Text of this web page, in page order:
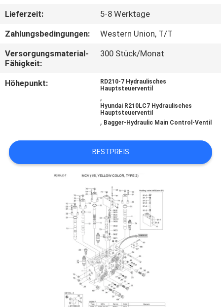
KONTAKT
ALLE
FÄLLE
SITEMAP
DATENSCHUTZ-
BESTIMMUNGEN
Lieferzeit:
5-8 Werktage
Zahlungsbedingungen:
Western Union, T/T
Versorgungsmaterial-
Fähigkeit:
300 Stück/Monat
Höhepunkt:
RD210-7 Hydraulisches
Hauptsteuerventil
,
Hyundai R210LC7 Hydraulisches
Hauptsteuerventil
, Bagger-Hydraulic Main Control-Ventil
BESTPREIS